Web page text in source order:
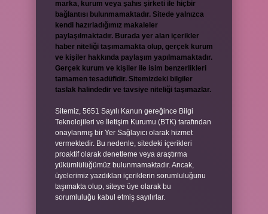
marka, kurum veya şahıs şirketi ile hiçbir
bağlantısı bulunmamaktadır. Sitede yalnızca
kendi hazırladığımız makaleler
paylaşılmaktadır. Burada yer alan içerikler
haber niteliği taşımamakta olup, gerçek kurum
ve kişiler hakkında paylaşım yapılmamaktadır.
Gerçek kurum ve kişiler ile isim benzerlikleri
tamamen tesadüfidir. Sitemizdeki bilgiler
taslak halindedir ve tavsiye niteliği taşımazlar.
Sitemiz, 5651 Sayılı Kanun gereğince Bilgi
Teknolojileri ve İletişim Kurumu (BTK) tarafından
onaylanmış bir Yer Sağlayıcı olarak hizmet
vermektedir. Bu nedenle, sitedeki içerikleri
proaktif olarak denetleme veya araştırma
yükümlülüğümüz bulunmamaktadır. Ancak,
üyelerimiz yazdıkları içeriklerin sorumluluğunu
taşımakta olup, siteye üye olarak bu
sorumluluğu kabul etmiş sayılırlar.